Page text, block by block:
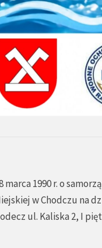
1990 r. o
w Chodczu na
ul. Kaliska 2, I